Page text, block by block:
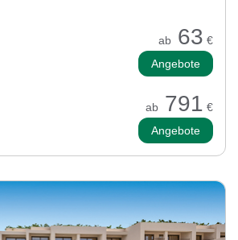
ab 63 €
Angebote
ab 791 €
Angebote